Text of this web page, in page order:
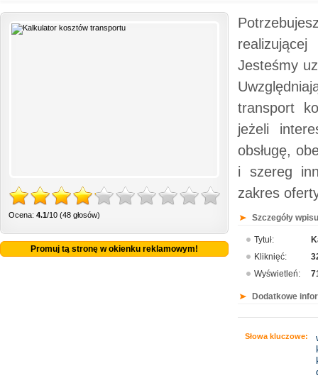
Ocena: 4.1/10 (48 głosów)
Promuj tą stronę w okienku reklamowym!
Jesteśmy
transport
jeżeli
obsługę,
i szereg
zakres
Szczegóły
Tytuł:
Kliknięć:
Wyświetleń:
Dodatkowe
Słowa kluczowe: